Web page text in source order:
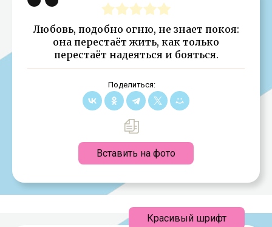
Любовь, подобно огню, не знает покоя:
она перестаёт жить, как только
перестаёт надеяться и бояться.
Поделиться:
Вставить на фото
Красивый шрифт